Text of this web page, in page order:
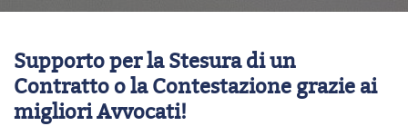
Supporto per la Stesura di un
Contratto o la Contestazione grazie ai
migliori Avvocati!